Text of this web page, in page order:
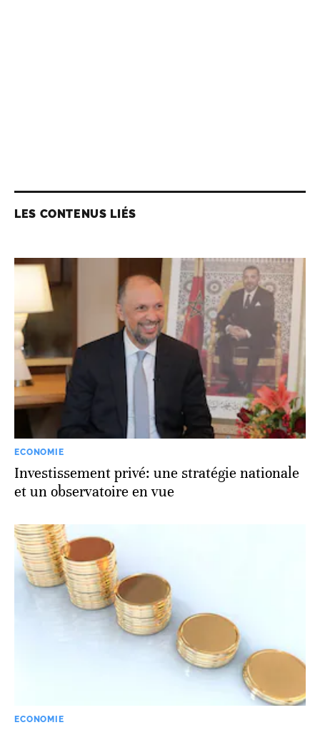
LES CONTENUS LIÉS
ECONOMIE
Investissement privé: une stratégie nationale
et un observatoire en vue
ECONOMIE